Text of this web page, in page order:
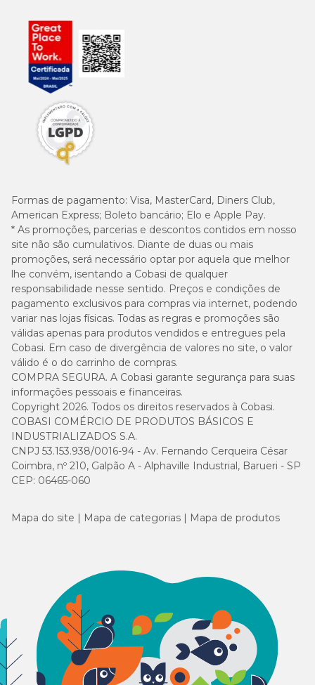
Formas de pagamento: Visa, MasterCard, Diners Club,
American Express; Boleto bancário; Elo e Apple Pay.
* As promoções, parcerias e descontos contidos em nosso
site não são cumulativos. Diante de duas ou mais
promoções, será necessário optar por aquela que melhor
lhe convém, isentando a Cobasi de qualquer
responsabilidade nesse sentido. Preços e condições de
pagamento exclusivos para compras via internet, podendo
variar nas lojas físicas. Todas as regras e promoções são
válidas apenas para produtos vendidos e entregues pela
Cobasi. Em caso de divergência de valores no site, o valor
válido é o do carrinho de compras.
COMPRA SEGURA. A Cobasi garante segurança para suas
informações pessoais e financeiras.
Copyright 2026. Todos os direitos reservados à Cobasi.
COBASI COMÉRCIO DE PRODUTOS BÁSICOS E
INDUSTRIALIZADOS S.A.
CNPJ 53.153.938/0016-94 - Av. Fernando Cerqueira César
Coimbra, nº 210, Galpão A - Alphaville Industrial, Barueri - SP
CEP: 06465-060
Mapa do site Mapa de categorias Mapa de produtos